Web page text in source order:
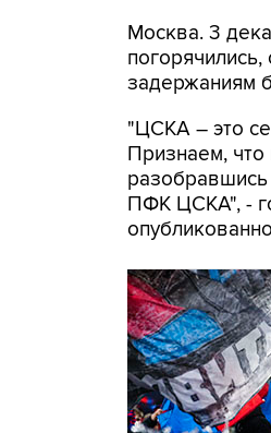
Москва. 3
задержаниям
"ЦСКА – это
Признаем, что
ПФК ЦСКА", -